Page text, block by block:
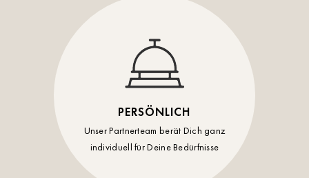
PERSÖNLICH
Unser Partnerteam berät Dich ganz
individuell für Deine Bedürfnisse